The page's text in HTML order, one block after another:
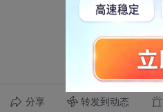
分享 转发到动态